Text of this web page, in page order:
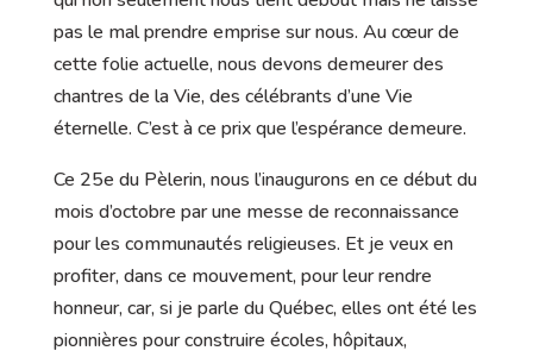
pas le mal prendre emprise sur nous. Au cœur de
cette folie actuelle, nous devons demeurer des
chantres de la Vie, des célébrants d’une Vie
éternelle. C’est à ce prix que l’espérance demeure.
Ce 25e du Pèlerin, nous l’inaugurons en ce début du
mois d’octobre par une messe de reconnaissance
pour les communautés religieuses. Et je veux en
profiter, dans ce mouvement, pour leur rendre
honneur, car, si je parle du Québec, elles ont été les
pionnières pour construire écoles, hôpitaux,